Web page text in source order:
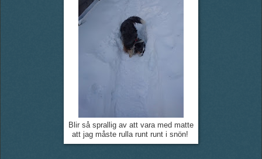
Blir så sprallig av att vara med matte
att jag måste rulla runt runt i snön!